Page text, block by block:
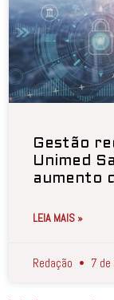
Gestão
Unimed
aumento
LEIA MAIS »
Redação 7